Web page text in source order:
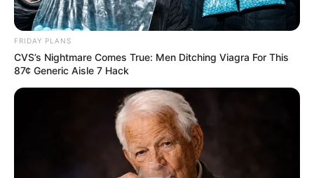
FRIDAY PLANS
CVS’s Nightmare Comes True: Men Ditching Viagra For This
87¢ Generic Aisle 7 Hack